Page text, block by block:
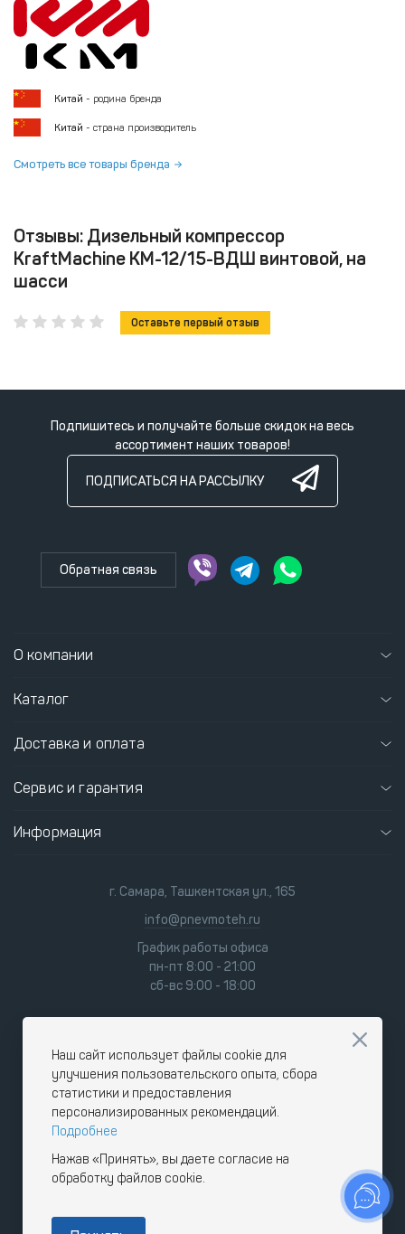
Китай - родина бренда
Китай - страна производитель
Смотреть все товары бренда
Отзывы: Дизельный компрессор
KraftMachine КМ-12/15-ВДШ винтовой, на
шасси
Оставьте первый отзыв
Подпишитесь и получайте больше скидок на весь
ассортимент наших товаров!
ПОДПИСАТЬСЯ НА РАССЫЛКУ
Обратная связь
О компании
Каталог
Доставка и оплата
Сервис и гарантия
Информация
г. Самара, Ташкентская ул., 165
info@pnevmoteh.ru
График работы офиса
пн-пт 8:00 - 21:00
сб-вс 9:00 - 18:00
Наш сайт использует файлы cookie для
улучшения пользовательского опыта, сбора
статистики и предоставления
персонализированных рекомендаций.
Подробнее
Нажав «Принять», вы даете согласие на
обработку файлов cookie.